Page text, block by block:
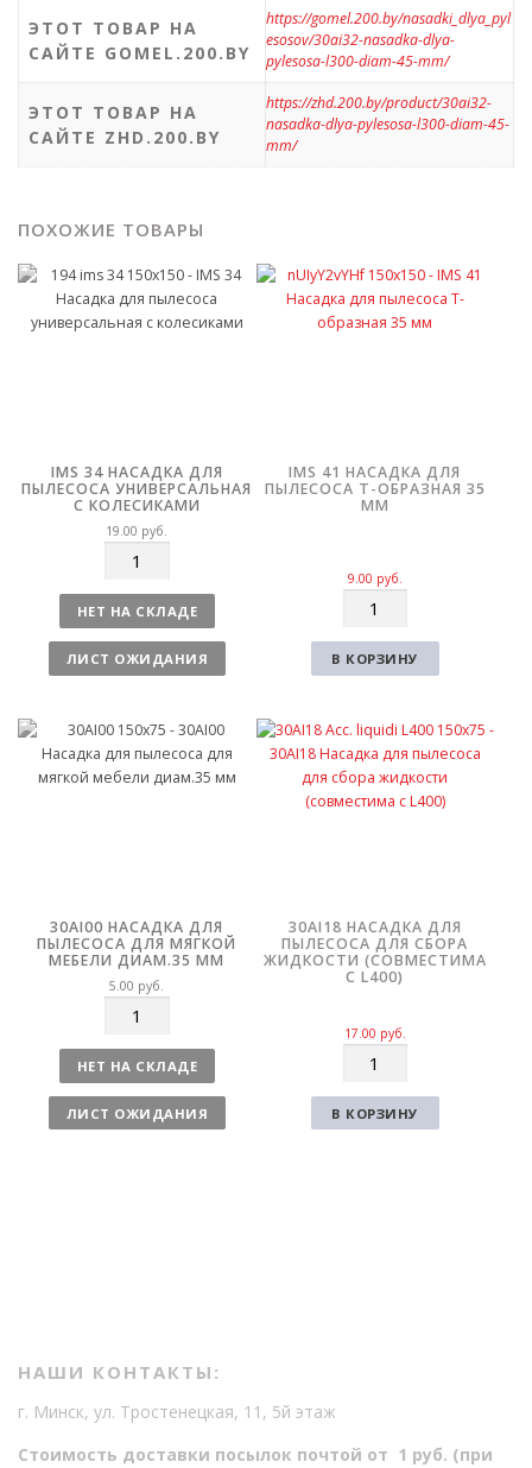
ЭТОТ ТОВАР НА
САЙТЕ GOMEL.200.BY
https://gomel.200.by/nasadki_dlya_pyl
esosov/30ai32-nasadka-dlya-
pylesosa-l300-diam-45-mm/
ЭТОТ ТОВАР НА
САЙТЕ ZHD.200.BY
https://zhd.200.by/product/30ai32-
nasadka-dlya-pylesosa-l300-diam-45-
mm/
ПОХОЖИЕ ТОВАРЫ
IMS 34 НАСАДКА ДЛЯ
ПЫЛЕСОСА УНИВЕРСАЛЬНАЯ
С КОЛЕСИКАМИ
19.00 руб.
л
и
ч
е
о
НЕТ НА СКЛАДЕ
ЛИСТ ОЖИДАНИЯ
IMS 41 НАСАДКА ДЛЯ
ПЫЛЕСОСА Т-ОБРАЗНАЯ 35
ММ
9.00 руб.
л
и
т
В КОРЗИНУ
30AI00 НАСАДКА ДЛЯ
ПЫЛЕСОСА ДЛЯ МЯГКОЙ
МЕБЕЛИ ДИАМ.35 ММ
5.00 руб.
л
и
ч
е
НЕТ НА СКЛАДЕ
ЛИСТ ОЖИДАНИЯ
30AI18 НАСАДКА ДЛЯ
ПЫЛЕСОСА ДЛЯ СБОРА
ЖИДКОСТИ (СОВМЕСТИМА
С L400)
17.00 руб.
л
и
В КОРЗИНУ
НАШИ КОНТАКТЫ:
г. Минск, ул. Тростенецкая, 11, 5й этаж
Стоимость доставки посылок почтой от 1 руб. (при